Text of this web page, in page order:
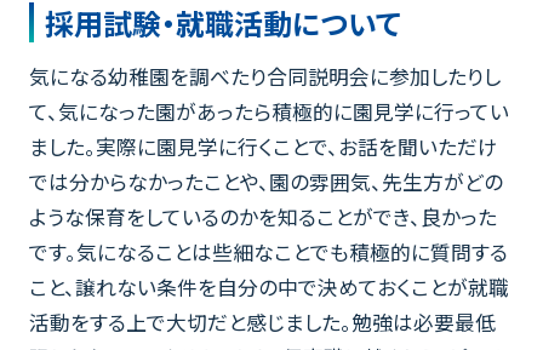
採用試験・就職活動について
気になる幼稚園を調べたり合同説明会に参加したりし
て、気になった園があったら積極的に園見学に行ってい
ました。実際に園見学に行くことで、お話を聞いただけ
では分からなかったことや、園の雰囲気、先生方がどの
ような保育をしているのかを知ることができ、良かった
です。気になることは些細なことでも積極的に質問する
こと、譲れない条件を自分の中で決めておくことが就職
活動をする上で大切だと感じました。勉強は必要最低